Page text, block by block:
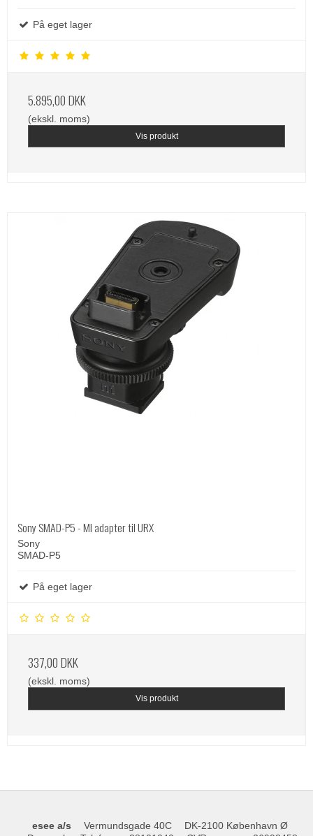
På eget lager
5.895,00 DKK
(ekskl. moms)
Vis produkt
Sony SMAD-P5 - MI adapter til URX
Sony
SMAD-P5
På eget lager
337,00 DKK
(ekskl. moms)
Vis produkt
esee a/s Vermundsgade 40C
DK-2100 København Ø